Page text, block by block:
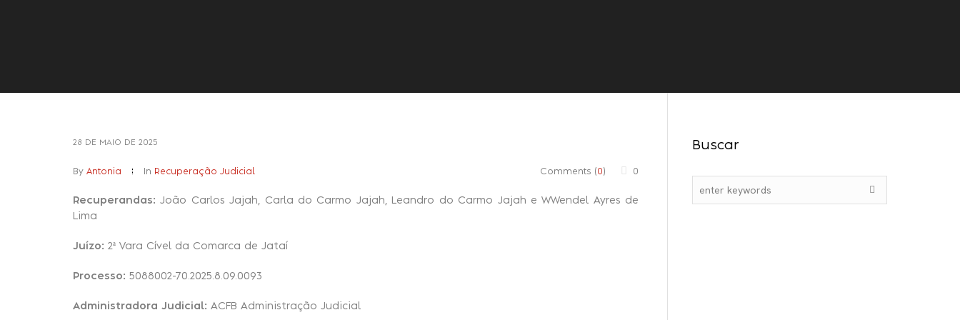
28 DE MAIO DE 2025
Comments (0) 0
By Antonia In Recuperação Judicial
Recuperandas:João Carlos Jajah, Carla do Carmo Jajah, Leandro do Carmo Jajah e WWendel Ayres de
Lima
Juízo: 2ª Vara Cível da Comarca de Jataí
Processo: 5088002-70.2025.8.09.0093
Administradora Judicial: ACFB Administração Judicial
Buscar